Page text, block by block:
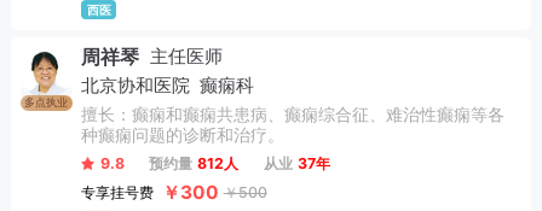
西医
多点执业
周祥琴 主任医师
北京协和医院 癫痫科
擅长：癫痫和癫痫共患病、癫痫综合征、难治性癫痫等各
种癫痫问题的诊断和治疗。
9.8 预约量 812人 从业 37年
专享挂号费
￥300 ￥500